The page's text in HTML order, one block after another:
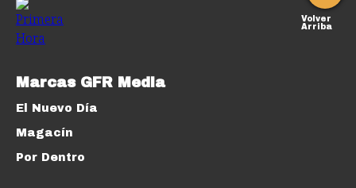
Volver
Arriba
Marcas GFR Media
El Nuevo Día
Magacín
Por Dentro